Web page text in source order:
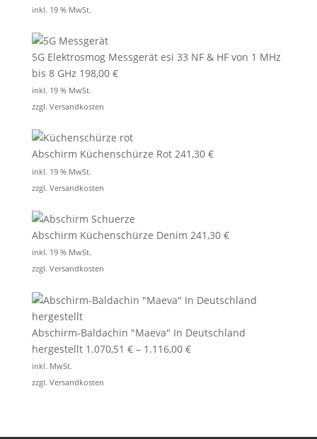
inkl. 19 % MwSt.
5G Elektrosmog Messgerät esi 33 NF & HF von 1 MHz
bis 8 GHz 198,00 €
inkl. 19 % MwSt.
zzgl. Versandkosten
Abschirm Küchenschürze Rot 241,30 €
inkl. 19 % MwSt.
zzgl. Versandkosten
Abschirm Küchenschürze Denim 241,30 €
inkl. 19 % MwSt.
zzgl. Versandkosten
Abschirm-Baldachin "Maeva" In Deutschland
hergestellt 1.070,51 €– 1.116,00 €
inkl. MwSt.
zzgl. Versandkosten